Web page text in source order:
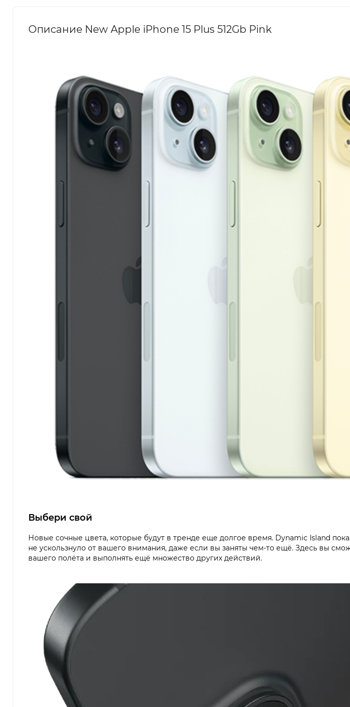
Описание New Apple iPhone 15 Plus 512Gb Pink
Выбери свой
Новые сочные цвета, которые будут в тренде еще долгое время. Dynamic Island
не ускользнуло от вашего внимания, даже если вы заняты чем-то ещё. Здесь вы
вашего полёта и выполнять ещё множество других действий.